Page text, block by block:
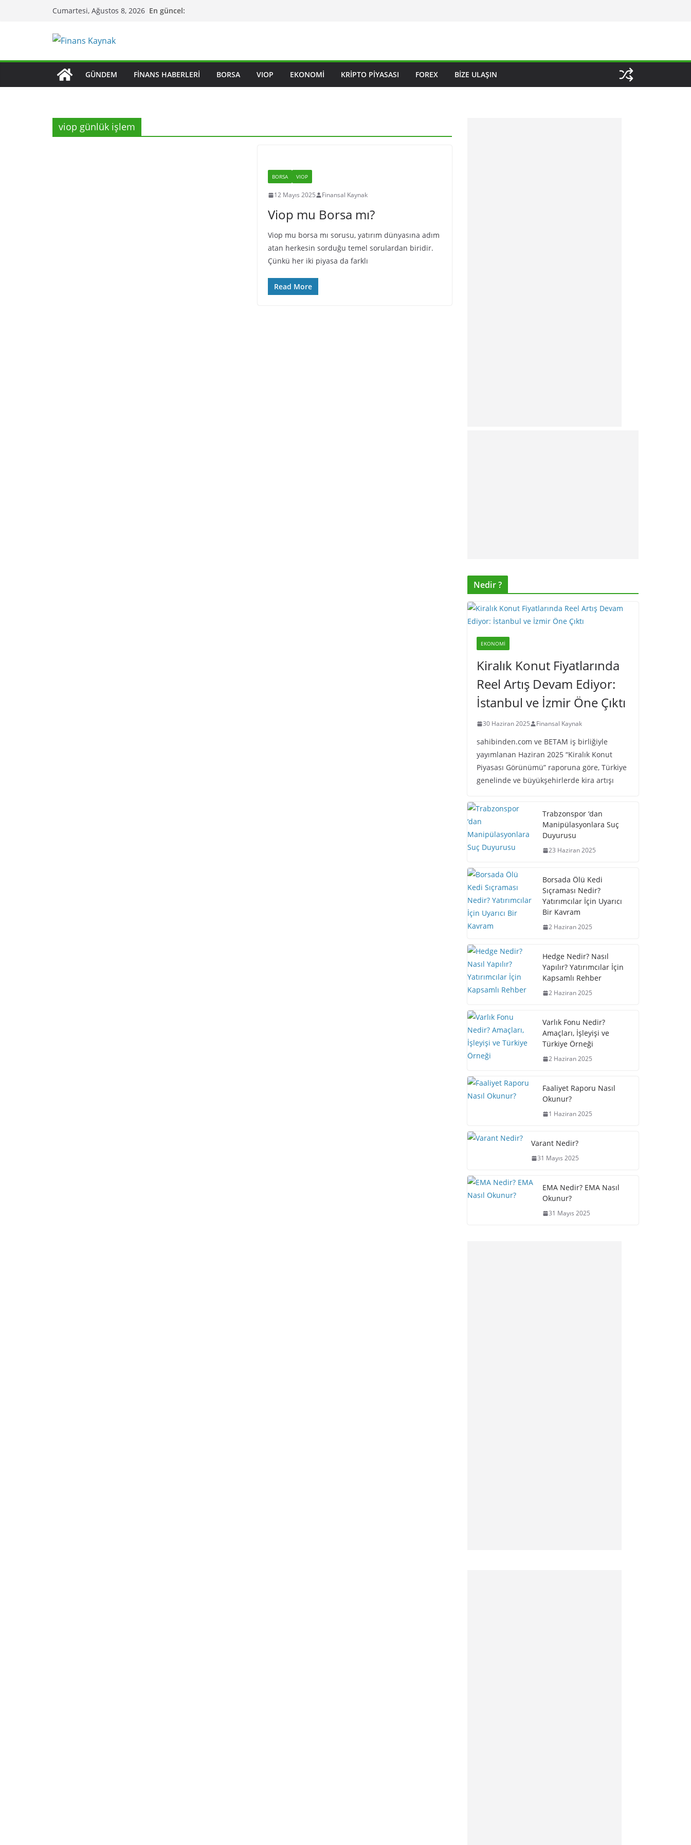
Cumartesi, Ağustos 8, 2026 En güncel:
GÜNDEM FINANS HABERLERI BORSA VIOP EKONOMI KRIPTO PIYASASI FOREX BIZE ULAŞIN
viop günlük işlem
BORSA VIOP
12 Mayıs 2025 Finansal Kaynak
Viop mu Borsa mı?
Viop mu borsa mı sorusu, yatırım dünyasına adım
atan herkesin sorduğu temel sorulardan biridir.
Çünkü her iki piyasa da farklı
Read More
Nedir ?
EKONOMI
Kiralık Konut Fiyatlarında
Reel Artış Devam Ediyor:
İstanbul ve İzmir Öne Çıktı
30 Haziran 2025 Finansal Kaynak
sahibinden.com ve BETAM iş birliğiyle
yayımlanan Haziran 2025 “Kiralık Konut
Piyasası Görünümü” raporuna göre, Türkiye
genelinde ve büyükşehirlerde kira artışı
Trabzonspor ‘dan
Manipülasyonlara Suç
Duyurusu
23 Haziran 2025
Borsada Ölü Kedi
Sıçraması Nedir?
Yatırımcılar İçin Uyarıcı
Bir Kavram
2 Haziran 2025
Hedge Nedir? Nasıl
Yapılır? Yatırımcılar İçin
Kapsamlı Rehber
2 Haziran 2025
Varlık Fonu Nedir?
Amaçları, İşleyişi ve
Türkiye Örneği
2 Haziran 2025
Faaliyet Raporu Nasıl
Okunur?
1 Haziran 2025
Varant Nedir?
31 Mayıs 2025
EMA Nedir? EMA Nasıl
Okunur?
31 Mayıs 2025